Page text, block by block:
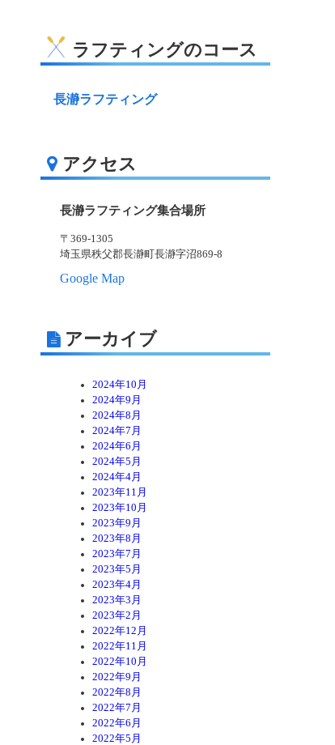
ラフティングのコース
長瀞ラフティング
アクセス
長瀞ラフティング集合場所
〒369-1305
埼玉県秩父郡長瀞町長瀞字沼869-8
Google Map
アーカイブ
2024年10月
2024年9月
2024年8月
2024年7月
2024年6月
2024年5月
2024年4月
2023年11月
2023年10月
2023年9月
2023年8月
2023年7月
2023年5月
2023年4月
2023年3月
2023年2月
2022年12月
2022年11月
2022年10月
2022年9月
2022年8月
2022年7月
2022年6月
2022年5月